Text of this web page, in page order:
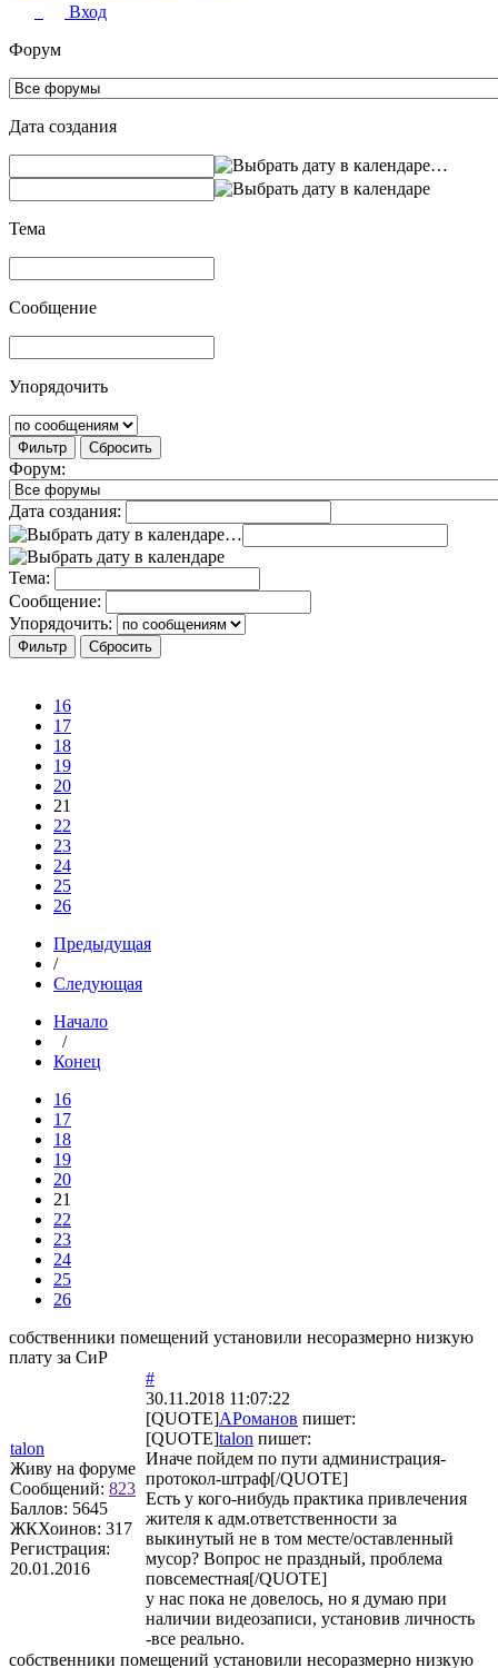
Вход
Форум
Дата создания
…
Тема
Сообщение
Упорядочить
Фильтр Сбросить
Форум:
Дата создания:
…
Тема:
Сообщение:
Упорядочить:
16
17
18
19
20
21
22
23
24
25
26
Предыдущая
/
Следующая
Начало
/
Конец
16
17
18
19
20
21
22
23
24
25
26
собственники помещений установили несоразмерно низкую
плату за СиР
talon
Живу на форуме
Сообщений: 823
Баллов: 5645
ЖКХоинов: 317
Регистрация:
20.01.2016
#
30.11.2018 11:07:22
[QUOTE]АРоманов пишет:
[QUOTE]talon пишет:
Иначе пойдем по пути администрация-
протокол-штраф[/QUOTE]
Есть у кого-нибудь практика привлечения
жителя к адм.ответственности за
выкинутый не в том месте/оставленный
мусор? Вопрос не праздный, проблема
повсеместная[/QUOTE]
у нас пока не довелось, но я думаю при
наличии видеозаписи, установив личность
-все реально.
собственники помещений установили несоразмерно низкую